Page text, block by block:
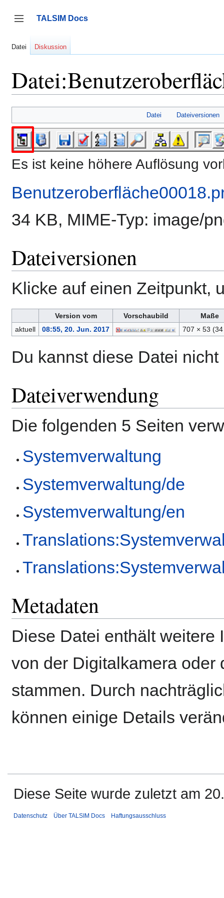
springen
Seitenleiste umschalten
TALSIM Docs
Datei Diskussion
Datei Dateiversionen
Es ist keine höhere Auflösung
34 KB, MIME-Typ: image/
Dateiversionen
Klicke auf einen Zeitpunkt,
Version vom Vorschaubild
Maße
aktuell
08:55, 20. Jun. 2017 707 × 53 (34
Du kannst diese Datei
Dateiverwendung
Die folgenden 5 Seiten
Systemverwaltung
Systemverwaltung/de
Systemverwaltung/en
Metadaten
Diese Datei enthält weitere
von der Digitalkamera oder
stammen. Durch
können einige Details
Diese Seite wurde zuletzt am
Datenschutz Über TALSIM Docs Haftungsausschluss